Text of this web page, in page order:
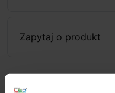
Zapytaj o produkt